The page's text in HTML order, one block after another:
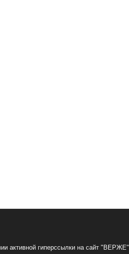
активной гиперссылки на сайт "ВЕРЖЕ"